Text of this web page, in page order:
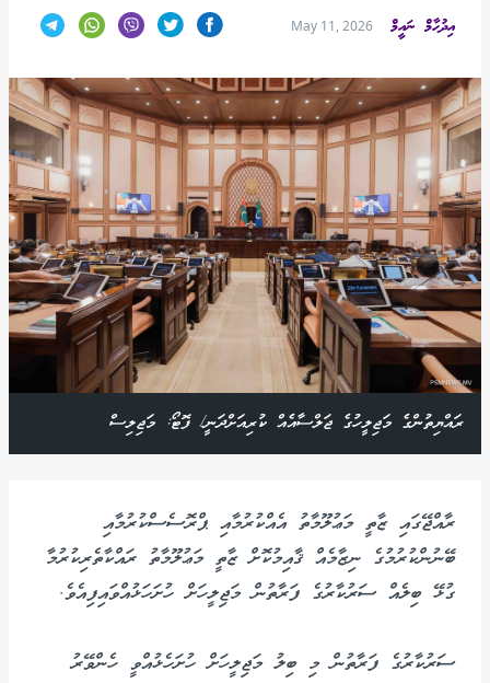
އިދުހާމް ނައީމް May 11, 2026
ރައްޔިތުންގެ މަޖިލީހުގެ ޖަލްސާއެއް ކުރިއަށްދަނީ/ ފޮޓޯ: މަޖިލިސް
ރާއްޖޭގައި ޒާތީ މަޢުލޫމާތު އެއްކުރުމާއި ޕްރޮސެސްކުރުމާއި
ބޭނުންކުރުމުގެ ނިޒާމެއް ޤާއިމުކޮށް ޒާތީ މަޢުލޫމާތު ރައްކާތެރިކުރުމާ
ގުޅޭ ބިލެއް ސަރުކާރުގެ ފަރާތުން މަޖިލީހަށް ހުށަހަޅުއްވައިފިއެވެ.
ސަރުކާރުގެ ފަރާތުން މި ބިލު މަޖިލީހަށް ހުށަހެޅުއްވީ ހެންވޭރު